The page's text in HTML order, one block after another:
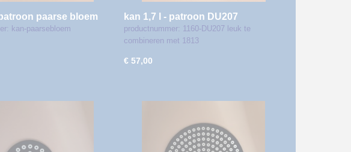
paarse bloem
kan-paarsebloem
kan 1,7 l - patroon DU207
productnummer: 1160-DU207 leuk te
combineren met 1813
€ 57,00